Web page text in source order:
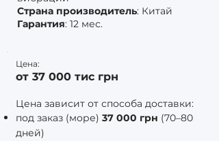
Страна производитель: Китай
Гарантия: 12 мес.
Цена:
от 37 000 тис грн
Цена зависит от способа доставки:
под заказ (море) 37 000 грн (70–80
дней)